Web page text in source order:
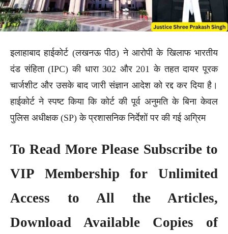
इलाहाबाद हाईकोर्ट (लखनऊ पीठ) ने आरोपी के खिलाफ भारतीय
दंड संहिता (IPC) की धारा 302 और 201 के तहत दायर पूरक
चार्जशीट और उसके बाद जारी संज्ञान आदेश को रद्द कर दिया है।
हाईकोर्ट ने स्पष्ट किया कि कोर्ट की पूर्व अनुमति के बिना केवल
पुलिस अधीक्षक (SP) के प्रशासनिक निर्देशों पर की गई अग्रिम
To Read More Please Subscribe to
VIP Membershipfor Unlimited
Access to All the Articles,
Download Available Copies of